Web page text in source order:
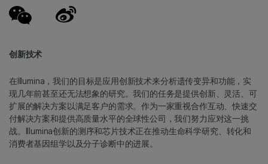
创新技术
在Illumina，我们的目标是应用创新技术来分析遗传变异和功能，实
现几年前甚至还无法想象的研究。我们的任务是提供创新、灵活、可
扩展的解决方案以满足客户的需求。作为一家重视合作互动、快速交
付解决方案和提供高质量水平的全球性公司，我们努力应对这一挑
战。Illumina创新的测序和芯片技术正在推动生命科学研究、转化和
消费者基因组学以及分子诊断中的进展。